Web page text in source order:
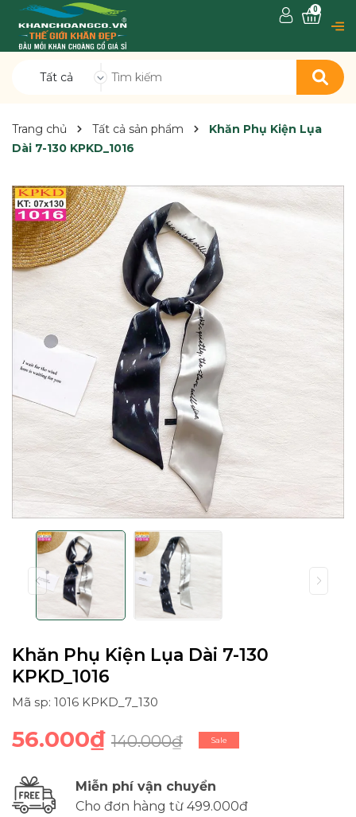
Tất cả
0
Trang chủ Tất cả sản phẩm
Khăn Phụ Kiện Lụa
Dài 7-130 KPKD_1016
Khăn Phụ Kiện Lụa Dài 7-130
KPKD_1016
Mã sp: 1016 KPKD_7_130
56.000₫ 140.000₫ Sale
Miễn phí vận chuyển
Cho đơn hàng từ 499.000đ